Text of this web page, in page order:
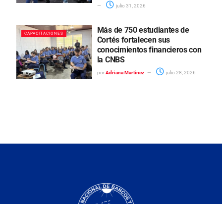
julio 31, 2026
CAPACITACIONES
Más de 750 estudiantes de
Cortés fortalecen sus
conocimientos financieros con
la CNBS
por Adriana Martinez julio 28, 2026